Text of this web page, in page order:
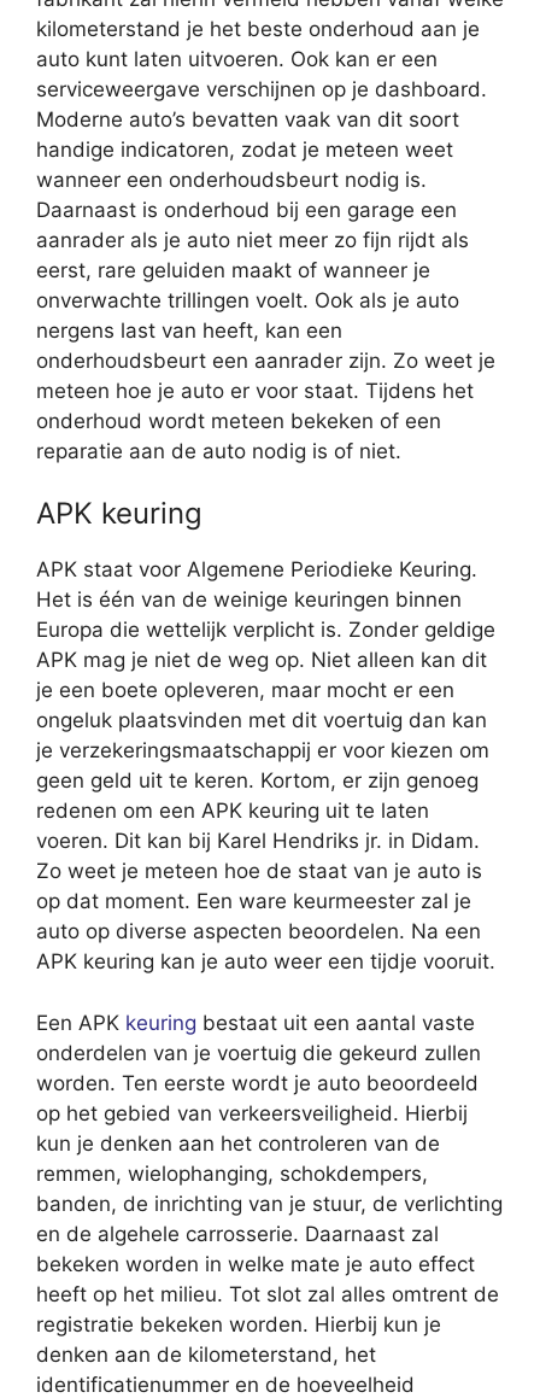
kilometerstand je het beste onderhoud aan je
auto kunt laten uitvoeren. Ook kan er een
serviceweergave verschijnen op je dashboard.
Moderne auto’s bevatten vaak van dit soort
handige indicatoren, zodat je meteen weet
wanneer een onderhoudsbeurt nodig is.
Daarnaast is onderhoud bij een garage een
aanrader als je auto niet meer zo fijn rijdt als
eerst, rare geluiden maakt of wanneer je
onverwachte trillingen voelt. Ook als je auto
nergens last van heeft, kan een
onderhoudsbeurt een aanrader zijn. Zo weet je
meteen hoe je auto er voor staat. Tijdens het
onderhoud wordt meteen bekeken of een
reparatie aan de auto nodig is of niet.
APK keuring
APK staat voor Algemene Periodieke Keuring.
Het is één van de weinige keuringen binnen
Europa die wettelijk verplicht is. Zonder geldige
APK mag je niet de weg op. Niet alleen kan dit
je een boete opleveren, maar mocht er een
ongeluk plaatsvinden met dit voertuig dan kan
je verzekeringsmaatschappij er voor kiezen om
geen geld uit te keren. Kortom, er zijn genoeg
redenen om een APK keuring uit te laten
voeren. Dit kan bij Karel Hendriks jr. in Didam.
Zo weet je meteen hoe de staat van je auto is
op dat moment. Een ware keurmeester zal je
auto op diverse aspecten beoordelen. Na een
APK keuring kan je auto weer een tijdje vooruit.
Een APK keuring bestaat uit een aantal vaste
onderdelen van je voertuig die gekeurd zullen
worden. Ten eerste wordt je auto beoordeeld
op het gebied van verkeersveiligheid. Hierbij
kun je denken aan het controleren van de
remmen, wielophanging, schokdempers,
banden, de inrichting van je stuur, de verlichting
en de algehele carrosserie. Daarnaast zal
bekeken worden in welke mate je auto effect
heeft op het milieu. Tot slot zal alles omtrent de
registratie bekeken worden. Hierbij kun je
denken aan de kilometerstand, het
identificatienummer en de hoeveelheid